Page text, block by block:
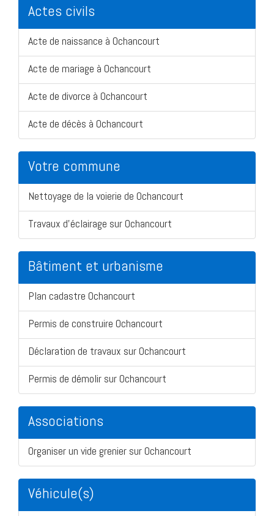
Actes civils
Acte de naissance à Ochancourt
Acte de mariage à Ochancourt
Acte de divorce à Ochancourt
Acte de décès à Ochancourt
Votre commune
Nettoyage de la voierie de Ochancourt
Travaux d'éclairage sur Ochancourt
Bâtiment et urbanisme
Plan cadastre Ochancourt
Permis de construire Ochancourt
Déclaration de travaux sur Ochancourt
Permis de démolir sur Ochancourt
Associations
Organiser un vide grenier sur Ochancourt
Véhicule(s)